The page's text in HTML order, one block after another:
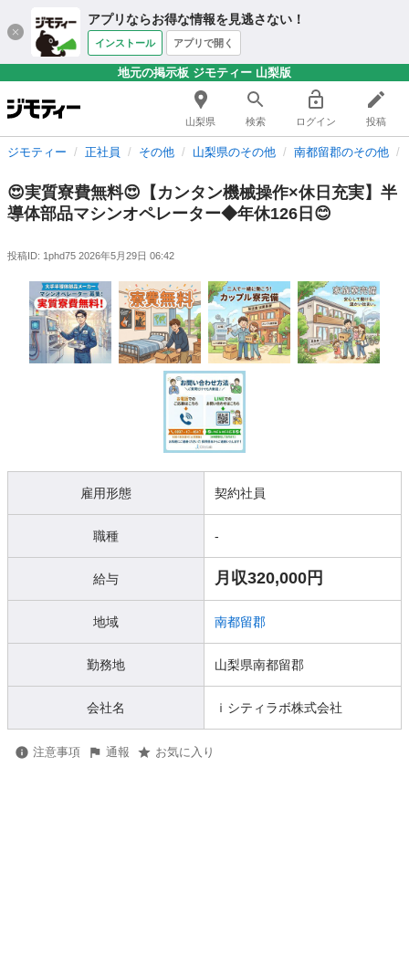
アプリならお得な情報を見逃さない！
インストール アプリで開く
地元の掲示板 ジモティー 山梨版
山梨県 検索 ログイン 投稿
ジモティー 正社員 その他 山梨県のその他 南都留郡のその他
😍実質寮費無料😍【カンタン機械操作×休日充実】半
導体部品マシンオペレーター◆年休126日😊
投稿ID: 1phd75 2026年5月29日 06:42
雇用形態 契約社員
職種 -
給与 月収320,000円
地域 南都留郡
勤務地 山梨県南都留郡
会社名 ｉシティラボ株式会社
注意事項 通報 お気に入り